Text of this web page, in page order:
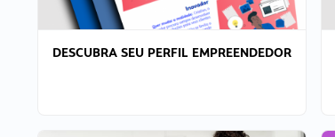
DESCUBRA SEU PERFIL EMPREENDEDOR